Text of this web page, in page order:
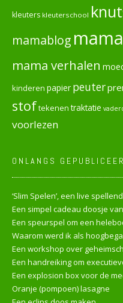
kleuters kleuterschool
mamablog
mama verhalen
kinderen papier peuter
stoftekenen traktatie
voorlezen
ONLANGS
‘Slim Spelen’, een live
Een simpel cadeau doosje
Een speurspel om een
Waarom werd ik als
Een workshop over
Een handreiking om
Een explosion box voor de
Oranje (pompoen) lasagne